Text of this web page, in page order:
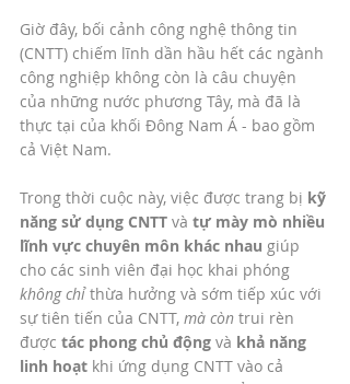
Giờ đây, bối cảnh công nghệ thông tin
(CNTT) chiếm lĩnh dần hầu hết các ngành
công nghiệp không còn là câu chuyện
của những nước phương Tây, mà đã là
thực tại của khối Đông Nam Á - bao gồm
cả Việt Nam.
Trong thời cuộc này, việc được trang bị kỹ
năng sử dụng CNTT và tự mày mò nhiều
lĩnh vực chuyên môn khác nhau giúp
cho các sinh viên đại học khai phóng
không chỉ thừa hưởng và sớm tiếp xúc với
sự tiên tiến của CNTT, mà còn trui rèn
được tác phong chủ động và khả năng
linh hoạt khi ứng dụng CNTT vào cả